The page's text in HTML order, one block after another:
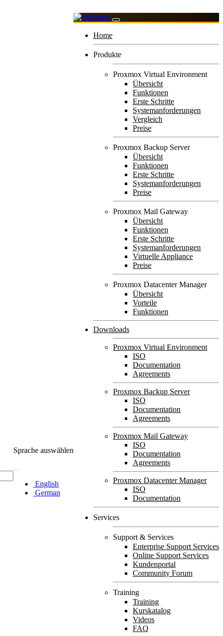
Sprache auswählen
English
German
Home
Produkte
Proxmox Virtual Environment
Übersicht
Funktionen
Erste Schritte
Systemanforderungen
Vergleich
Preise
Proxmox Backup Server
Übersicht
Funktionen
Erste Schritte
Systemanforderungen
Preise
Proxmox Mail Gateway
Übersicht
Funktionen
Erste Schritte
Systemanforderungen
Virtuelle Appliance
Preise
Proxmox Datacenter Manager
Übersicht
Vorteile
Funktionen
Downloads
Proxmox Virtual Environment
ISO
Documentation
Agreements
Proxmox Backup Server
ISO
Documentation
Agreements
Proxmox Mail Gateway
ISO
Documentation
Agreements
Proxmox Datacenter Manager
ISO
Documentation
Services
Support & Services
Enterprise Support Services
Online Support Services
Kundenportal
Community Forum
Training
Training
Kurskatalog
Videos
FAQ